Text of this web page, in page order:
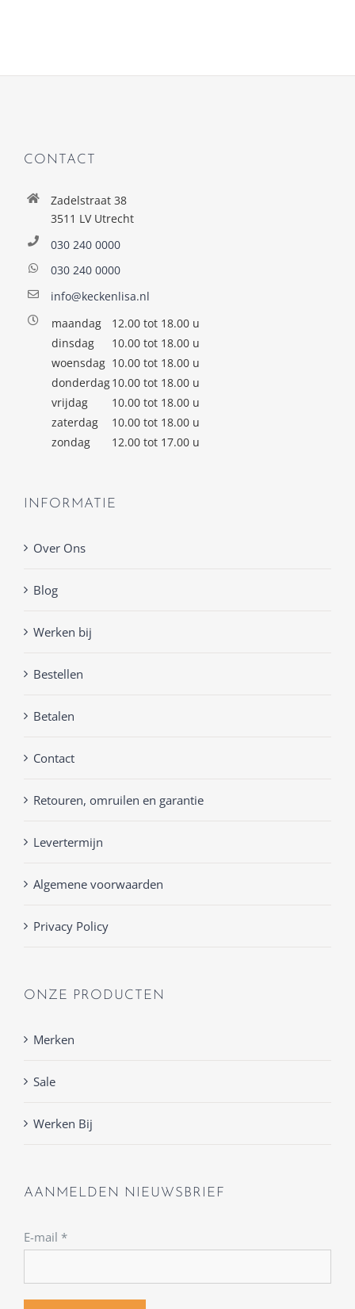
CONTACT
Zadelstraat 38
3511 LV Utrecht
030 240 0000
030 240 0000
info@keckenlisa.nl
maandag
12.00 tot 18.00 u
dinsdag
10.00 tot 18.00 u
woensdag 10.00 tot 18.00 u
donderdag10.00 tot 18.00 u
vrijdag
10.00 tot 18.00 u
zaterdag
10.00 tot 18.00 u
zondag
12.00 tot 17.00 u
INFORMATIE
Over Ons
Blog
Werken bij
Bestellen
Betalen
Contact
Retouren, omruilen en garantie
Levertermijn
Algemene voorwaarden
Privacy Policy
ONZE PRODUCTEN
Merken
Sale
Werken Bij
AANMELDEN NIEUWSBRIEF
E-mail *